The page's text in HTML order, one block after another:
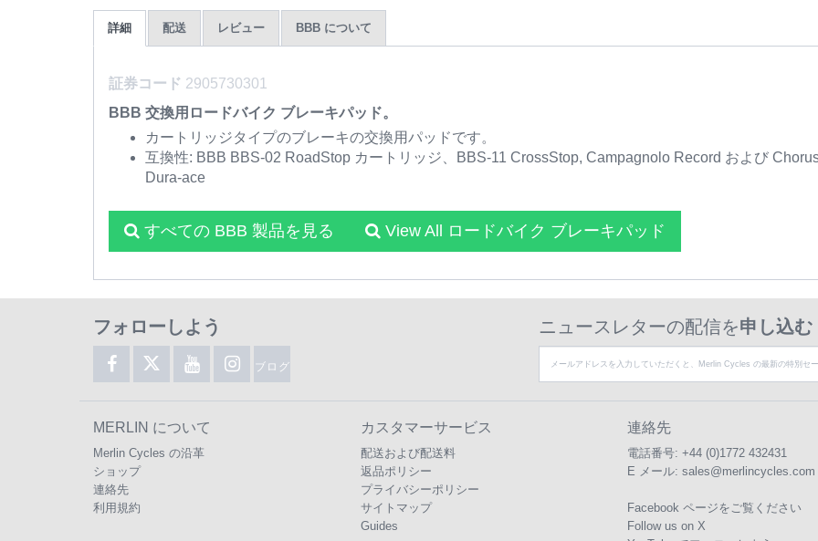
詳細 配送 レビュー BBB について
証券コード 2905730301
BBB 交換用ロードバイク ブレーキパッド。
カートリッジタイプのブレーキの交換用パッドです。
互換性: BBB BBS-02 RoadStop カートリッジ、BBS-11 CrossStop, Campagnolo Record および
Dura-ace
すべての BBB 製品を見る View All ロードバイク ブレーキパッド
フォローしよう
ブログ
ニュースレターの配信を申し込む
MERLIN について
Merlin Cycles の沿革
ショップ
連絡先
利用規約
カスタマーサービス
配送および配送料
返品ポリシー
プライバシーポリシー
サイトマップ
Guides
連絡先
電話番号: +44 (0)1772 432431
E メール: sales@merlincycles.com
Facebook ページをご覧ください
Follow us on X